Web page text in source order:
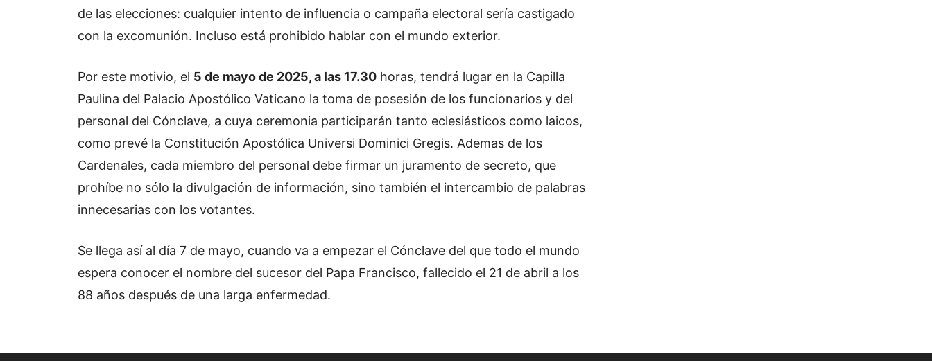
de las elecciones: cualquier intento de influencia o campaña electoral sería castigado
con la excomunión. Incluso está prohibido hablar con el mundo exterior.
Por este motivio, el 5 de mayo de 2025, a las 17.30 horas, tendrá lugar en la Capilla
Paulina del Palacio Apostólico Vaticano la toma de posesión de los funcionarios y del
personal del Cónclave, a cuya ceremonia participarán tanto eclesiásticos como laicos,
como prevé la Constitución Apostólica Universi Dominici Gregis. Ademas de los
Cardenales, cada miembro del personal debe firmar un juramento de secreto, que
prohíbe no sólo la divulgación de información, sino también el intercambio de palabras
innecesarias con los votantes.
Se llega así al día 7 de mayo, cuando va a empezar el Cónclave del que todo el mundo
espera conocer el nombre del sucesor del Papa Francisco, fallecido el 21 de abril a los
88 años después de una larga enfermedad.